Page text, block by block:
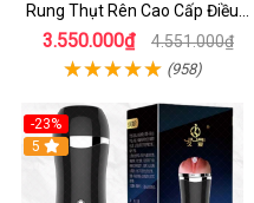
Rung Thụt Rên Cao Cấp Điều
Khiển App
3.550.000₫ 4.551.000₫
(958)
-23%
5